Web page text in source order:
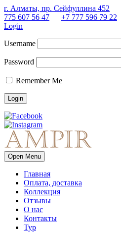
г. Алматы, пр. Сейфуллина 452
775 607 56 47
+7 777 596 79 22
Login
Username
Password
Remember Me
Open Menu
Главная
Оплата, доставка
Коллекция
Отзывы
О нас
Контакты
Тур